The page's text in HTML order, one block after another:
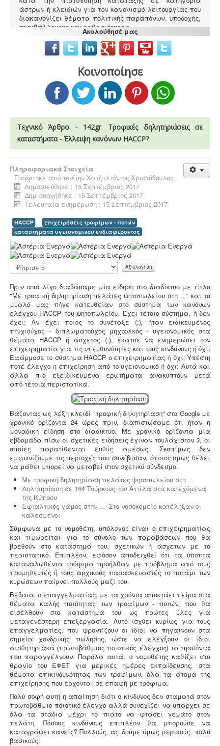
άστρων ή κλειδιών για τον κανονισμό λειτουργίας που
διακανονίζει θέματα πολιτικής παραπόνων, υποδοχής,
περιβάλλοντος και καθαριότητας.
Ανελκυστήρες προσώπων - . Η λειτουργία παλιών
ανελκυστήρων χωρίς στοιχεία νομιμότητας
ανελκυστήρα, συντήρησης, πιστοποίησης και έκδοσης
βεβαίωσης καταχώρησης στην αρμόδια υπηρεσία.
Νομιμοποίηση γεώτρησης - Όλες οι μεταβιβάσεις
ακινήτων, στα οποία υπάρχει γεώτρηση, εκτελούνται
κατόπιν νομιμοποίησης της γεώτρησης. Για να
προχωρήσει η συμβολαιογραφική πράξη θα πρέπει να
έχει εκδοθεί κωδικός ΕΜΣΥ ενεργού ή ανενεργού
σημείου υδροληψίας
Μελέτη - άδεια διάθεσης υγρών αποβλήτων - Για
όλες τις επιχειρήσεις του νομού Θεσσαλονίκης η ΕΥΑΘ
ζητάει υγειονολογική μελέτη (πτυχιούχου μελετητή)
παραγωγής / επεξεργασίας / διάθεσης υγρών
αποβλήτων, προκειμένου να εκδώσει την άδεια
διάθεσης - σύνδεσης με το δίκτυο αποχέτευσης (ειδικός
κανονισμός αποχέτευσης ΦΕΚ 1793Β-2018)..
Υγρά απόβλητα παραγωγής καλλυντικών -
Υπολογισμός χημικά απαιτούμενου οξυγόνου - .Τα
υγρά απόβλητα από την παραγωγή καλλυντικών
ελέγχονται ως προς τις απαιτήσεις επεξεργασίας
μέσα από ειδική μελέτη επεξεργασίας και διάθεσης
πριν την σύνδεση με το κεντρικό δίκτυο αποχέτευσης.
Συλλογή και μεταφορά λιπαντικών - ορυκτέλαιων Η
δραστηριότητα συλλογής και μεταφοράςεπικίνδυνων
χρησιμοποιημένων ορυκτέλαιων - λιπαντικών ασκείται
μετά από την έκδοση άδειας επικινδύνων. Η άδεια
εκδίδεται μετά από την έγκριση της σχετικής
περιβαλλοντικής μελέτης οργάνωσης του δικτύου
συλλογής και μεταφοράς και της ασφάλισης
περιβαλλοντικής ευθύνης.
Μελέτη και εγκατάσταση λιποσυλλέκτη -
Για τις
επιχειρήσεις μαζικής εστίασης, η χρήση λιποσυλλέκτη,
κατόπιν υγειονολογικής μελέτης, συμβατής με τα
πρότυπα DIN 1986-100α, EN 1825-1+2, DIN 4040-100 είναι
υποχρεωτική από την υγειονομική διάταξη Υ1γ / ΓΠ /
οικ. 47829 / 17.
Ακολούθησέ μας
Κοινοποίησε
Τεχνικό Άρθρο - 142gr. Τροφικές δηλητηριάσεις σε
καταστήματα - Έλλειψη κανόνων HACCP?
Πληροφοριακά Στοιχεία
Γράφτηκε από τον/την Χατζηλιόντος Χριστόδουλος
Δημοσιεύθηκε : 15 Σεπτέμβριος 2017
Δημιουργήθηκε : 15 Σεπτέμβριος 2017
Τελευταία ενημέρωση : 15 Σεπτέμβριος 2017
HACCP
επιχειρήσεις τροφίμων - ποτών
καταστήματα υγειονομικού ενδιαφέροντος
Α
ξ
ι
ο
ό
γ
η
σ
η
Χ
ρ
ή
σ
τ
η
:
/
5
Παρακαλώ
αξιολογήστε
Πριν από λίγο διαβάσαμε μία είδηση στο διαδίκτυο με τίτλο
"Με τροφική δηλητηρίαση πελάτες ψητοπωλείου στη ..." και το
μυαλό μας πήγε κατευθείαν στο σύστημα των κανόνων
ελέγχου HACCP του ψητοπωλείου. Έχει τέτοιο σύστημα, ή δεν
έχει; Αν έχει ποιος το συνέταξε (;), ήταν ειδικευμένος
πτυχιούχος - διπλωματούχος μηχανικός - υγειονομικός στα
θέματα HACCP ή άσχετος (;), έκατσε να ενημερώσει τον
επιχειρηματία για τις υπευθυνότητες και τους κινδύνους ή όχι;
Εφάρμοσε το σύστημα HACCP ο επιχειρηματίας ή όχι; Υπέστη
ποτέ έλεγχο η επιχείρηση από το υγειονομικό ή όχι; Αυτά και
άλλα πιο εξειδικευμένα ερωτήματα ανακύπτουν μετά
από τέτοια περιστατικά.
Βάζοντας ως λέξη κλειδί "τροφική δηλητηρίαση" στο Google με
χρονικό ορίζοντα 24 ώρες πριν, διαπιστώσαμε ότι ήταν η
μοναδική είδηση στο διαδίκτυο. Με χρονικό ορίζοντα μία
εβδομάδα πίσω οι σχετικές ειδήσεις έγιναν τουλάχιστον 3, οι
οποίες παρατίθενται ευθύς αμέσως. Σκοπίμως δεν
εμφανίζουμε τις περιοχές που συνέβησαν, όποιος όμως θέλει
να μάθει μπορεί να μεταβεί στον σχετικό σύνδεσμο.
Με τροφική δηλητηρίαση πελάτες ψητοπωλείου στη ...
Δηλητηρίαση σε 164 Τούρκους του Αττίλα στα κατεχόμενα
της Κύπρου
Εφιαλτικός γάμος στην ... -Στο νοσοκομείο κατέληξαν οι
καλεσμένοι
Σύμφωνα με το νομοθέτη, υπόλογος είναι ο επιχειρηματίας
και τιμωρείται για το σύνολο των παραβάσεων που θα
βρεθούν στο κατάστημά του, σχετικών ή άσχετων με το
περιστατικό. Επιπλέον, εφόσον αποδειχθεί ότι τα ύποπτα
καταναλωθέντα τρόφιμα προήλθαν με πρόβλημα από τους
προμηθευτές ή τους αρχικούς παρασκευαστές το ποτάμι των
κυρώσεων παίρνει πολλούς μαζί του.
Βέβαια, ο επαγγελματίας, με τα χρόνια αποκτάει πείρα στα
θέματα καλής ποιότητας των τροφίμων - ποτών, που θα
εισέλθουν στο κατάστημά του ως πρώτες ύλες για
μεταγενέστερη επεξεργασία. Αυτό ισχύει κυρίως για τους
επαγγελματίες, που φροντίζουν οι ίδιοι να πηγαίνουν στα
σημεία χονδρικής πώλησης, ώστε να ελέγξουν οι ίδιοι
αισθητηριακά (πρωτοβάθμιος ποιοτικός έλεγχος) τα προϊόντα
που παραγγέλνουν. Παρόλα αυτά, ο νομοθέτης καθίζει στο
θρανίο του ΕΦΕΤ για μερικές ημέρες εκπαίδευσης, στα
θέματα επικινδυνότητας των τροφίμων, όλα τα άτομα της
επιχείρησης που έρχονται σε επαφή με τρόφιμα.
Πολύ σοφή αυτή η απαίτηση διότι ο κίνδυνος δεν σταματά στον
πρωτοβάθμιο ποιοτικό έλεγχο αλλά συνεχίζει να υπάρχει σε
όλα τα στάδια μέχρι το πιάτο να φτάσει γεμάτο στον
πελάτη. Πόσους κινδύνους επιπλέον θα μπορούσε να
καταγράψει κανείς? Πολλούς, ας δούμε όμως μερικούς, πολύ
βασικούς: